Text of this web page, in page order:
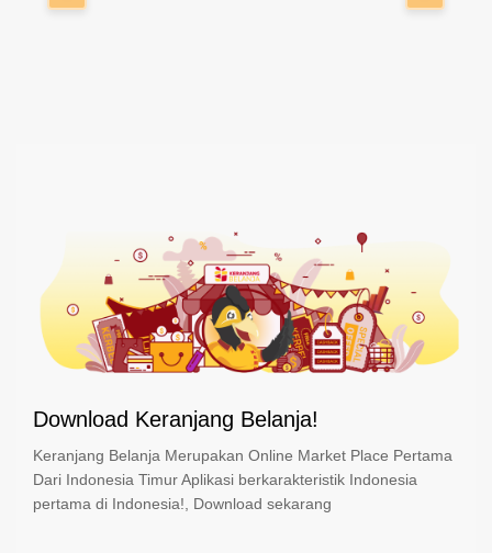
Download Keranjang Belanja!
Keranjang Belanja Merupakan Online Market Place Pertama
Dari Indonesia Timur Aplikasi berkarakteristik Indonesia
pertama di Indonesia!, Download sekarang